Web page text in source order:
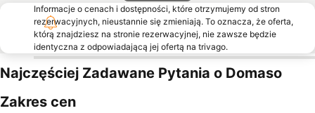
Informacje o cenach i dostępności, które otrzymujemy od stron
rezerwacyjnych, nieustannie się zmieniają. To oznacza, że oferta,
którą znajdziesz na stronie rezerwacyjnej, nie zawsze będzie
identyczna z odpowiadającą jej ofertą na trivago.
Najczęściej Zadawane Pytania o Domaso
Zakres cen